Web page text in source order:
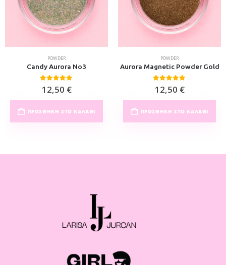
POWDER
Candy Aurora No3
0out of 5
12,50 €
ΠΡΟΣΘΉΚΗ ΣΤΟ ΚΑΛΆΘΙ
POWDER
Aurora Magnetic Powder Gold
0out of 5
12,50 €
ΠΡΟΣΘΉΚΗ ΣΤΟ ΚΑΛΆΘΙ